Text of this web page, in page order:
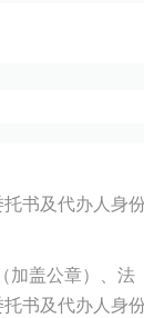
书及代办人身份
加盖公章）、法
书及代办人身份